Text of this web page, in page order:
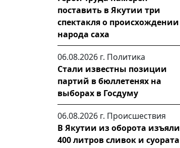
поставить в Якутии три
спектакля о происхождении
народа саха
06.08.2026 г. Политика
Стали известны позиции
партий в бюллетенях на
выборах в Госдуму
06.08.2026 г. Происшествия
В Якутии из оборота изъяли
400 литров сливок и суората